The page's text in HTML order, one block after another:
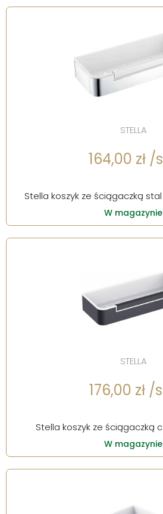
STELLA
164,00 zł /
Stella koszyk ze ściągaczką
W magazynie
STELLA
176,00 zł /
Stella koszyk ze ściągaczką
W magazynie